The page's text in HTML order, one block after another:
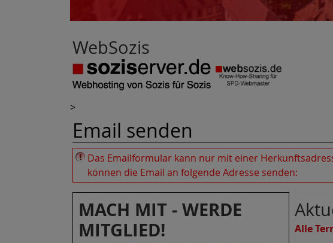
WebSozis
>
Email senden
Das Emailformular kann nur mit einer
können die Email an folgende Adresse senden:
MACH MIT - WERDE
MITGLIED!
Alle